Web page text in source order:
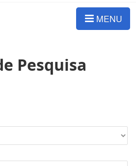
MENU
Pesquisa